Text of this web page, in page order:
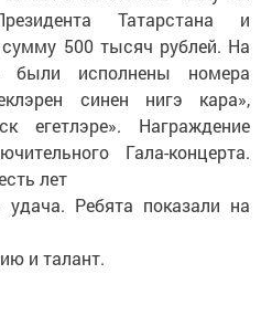
Татарстана и
500 тысяч рублей. На
были исполнены номера
синен нигэ кара»,
егетлэре». Награждение
Гала-концерта.
лет
удача. Ребята показали на
и талант.